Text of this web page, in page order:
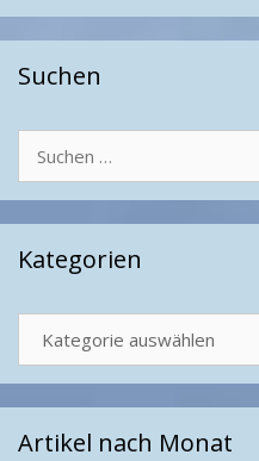
Suchen
nach:
Kategorien
Artikel nach Monat